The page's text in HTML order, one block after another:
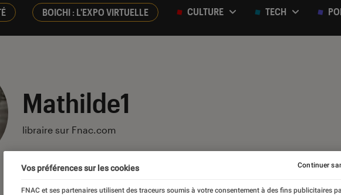
BOICHI : L'EXPO VIRTUELLE CULTURE TECH
Mathilde1
libraire sur Fnac.com
Vos préférences sur les cookies
FNAC et ses partenaires utilisent des traceurs soumis à votre consentement à des fins publicitaires
Continuer